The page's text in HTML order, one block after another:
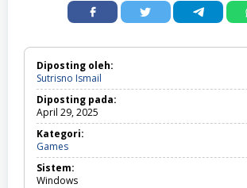
Diposting oleh:
Sutrisno Ismail
Diposting pada:
April 29, 2025
Kategori:
GamesGames
Sistem:
Windows